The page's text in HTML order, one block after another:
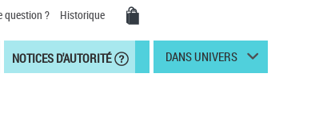
question ? Historique
NOTICES D'AUTORITÉ DANS UNIVERS